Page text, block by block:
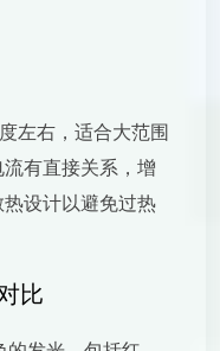
左右，适合大范围
有直接关系，增
设计以避免过热
比